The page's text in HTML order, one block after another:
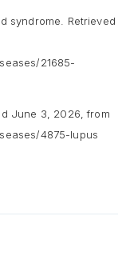
syndrome.
Retrieved
21685-
June 3, 2026, from
4875-lupus